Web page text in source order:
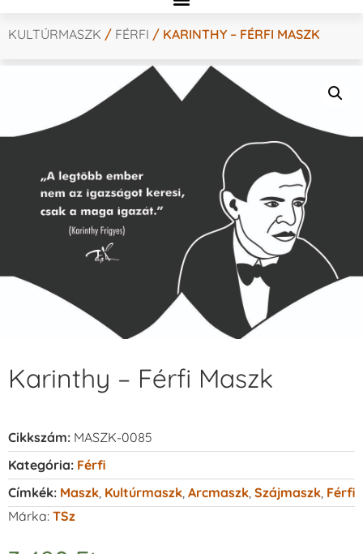
KULTÚRMASZK / FÉRFI / KARINTHY – FÉRFI MASZK
Karinthy – Férfi Maszk
Cikkszám: MASZK-0085
Kategória: Férfi
Címkék: Maszk, Kultúrmaszk, Arcmaszk, Szájmaszk, Férfi
Márka: TSz